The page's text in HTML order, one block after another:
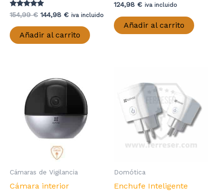
Valorado con
5.00
de 5
154,99€ El
original
144,98 €El
actual
iva incluido
Añadir al carrito
124,98 € iva incluido
Añadir al carrito
Cámaras de Vigilancia
Cámara interior
Domótica
Enchufe Inteligente